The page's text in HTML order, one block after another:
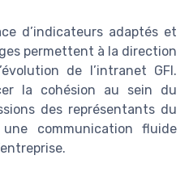
d’indicateurs adaptés et
permettent à la direction
de l’intranet GFI.
la cohésion au sein du
des représentants du
communication fluide